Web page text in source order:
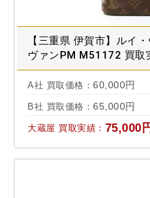
【三重県 伊賀市】ルイ
ヴァンPM M51172 買取
A社 買取価格： 60,000円
B社 買取価格： 65,000円
大蔵屋 買取実績： 75,000